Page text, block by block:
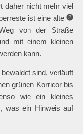
daher nicht mehr viel
ist eine alte
von der Straße
mit einem kleinen
kann.
sind, verläuft
grünen Korridor bis
wie ein kleines
was ein Hinweis auf